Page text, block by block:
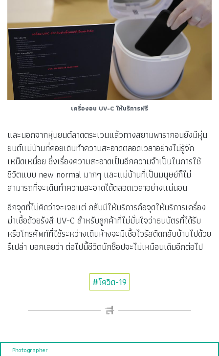
เครื่องอบ UV-C ให้บริการฟรี
และนอกจากหุ่นยนต์ลาดตระเวนแล้วทางสยามพารากอนยังมีหุ่น
ยนต์แม่บ้านที่คอยเดินทำความสะอาดตลอดเวลาอย่างไม่รู้จัก
เหน็ดเหนื่อย ซึ่งเรื่องความสะอาดเป็นอีกความจำเป็นในการใช้
ชีวิตแบบ new normal มากๆ และแม่บ้านที่เป็นมนุษย์ก็ไม่
สามารถที่จะเดินทำความสะอาดได้ตลอดเวลาอย่างแน่นอน
อีกจุดที่ไม่คิดว่าจะเจอแต่ กลับมีให้บริการคือจุดให้บริการเครื่อง
ฆ่าเชื้อด้วยรังสี UV-C สำหรับลูกค้าที่ไม่มั่นใจว่าธนบัตรที่ได้รับ
หรือโทรศัพท์ที่ใช้ระหว่างเดินห้างจะมีเชื้อไวรัสติดกลับบ้านไปด้วย
รึเปล่า บอกเลยว่า ต่อไปนี้ชีวิตนักช็อปจะไม่เหมือนเดิมอีกต่อไป
#โควิด-19
Photographer